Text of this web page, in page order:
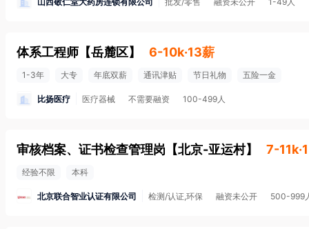
体系工程师 【岳麓区】 6-10k·13薪
1-3年 大专 年底双薪 通讯津贴 节日礼物 五险一金
比扬医疗 医疗器械 不需要融资 100-499人
审核档案、证书检查管理岗 【北京-亚运村】 7-
经验不限 本科
北京联合智业认证有限公司 检测/认证,环保 融资未公开 500-999